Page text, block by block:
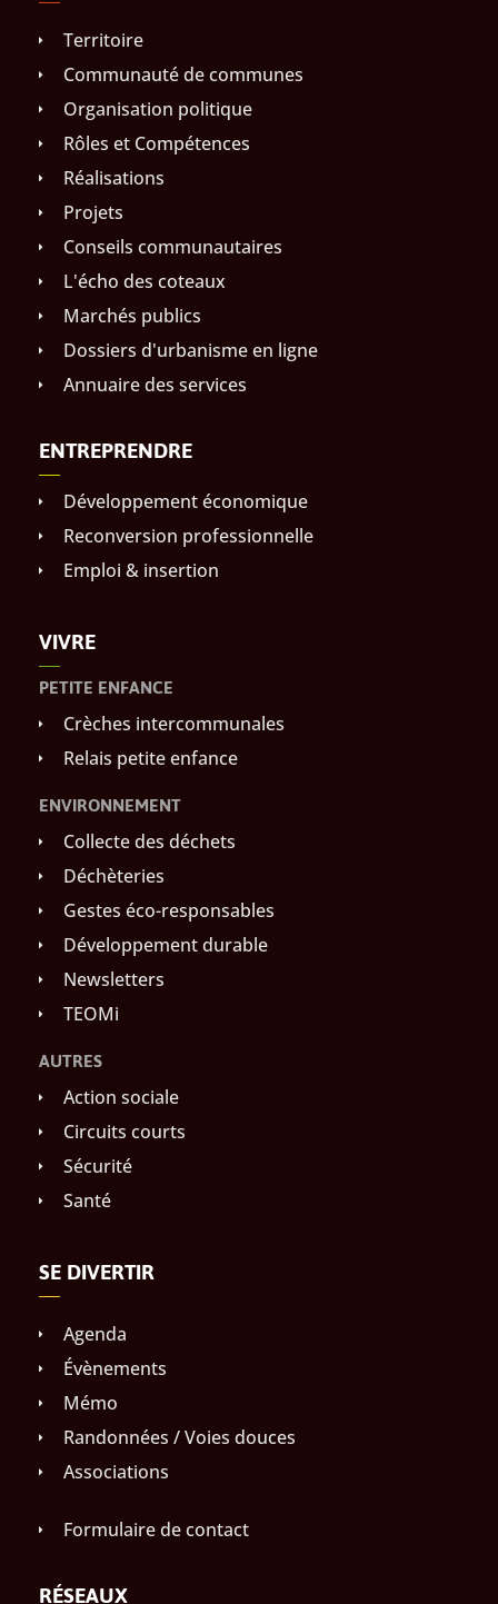
Territoire
Communauté de communes
Organisation politique
Rôles et Compétences
Réalisations
Projets
Conseils communautaires
L'écho des coteaux
Marchés publics
Dossiers d'urbanisme en ligne
Annuaire des services
ENTREPRENDRE
Développement économique
Reconversion professionnelle
Emploi & insertion
VIVRE
PETITE ENFANCE
Crèches intercommunales
Relais petite enfance
ENVIRONNEMENT
Collecte des déchets
Déchèteries
Gestes éco-responsables
Développement durable
Newsletters
TEOMi
AUTRES
Action sociale
Circuits courts
Sécurité
Santé
SE DIVERTIR
Agenda
Évènements
Mémo
Randonnées / Voies douces
Associations
Formulaire de contact
RÉSEAUX